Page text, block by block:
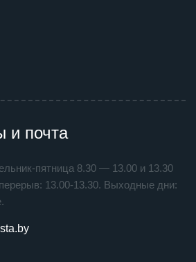
и почта
пятница 8.30 — 13.00 и 13.30
13.00-13.30. Выходные дни: